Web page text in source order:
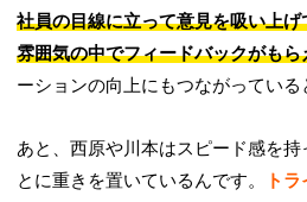
社員の目線に立って意見を吸い上
雰囲気の中でフィードバックがもら
ーションの向上にもつながっている
あと、西原や川本はスピード感を持
とに重きを置いているんです。
ト